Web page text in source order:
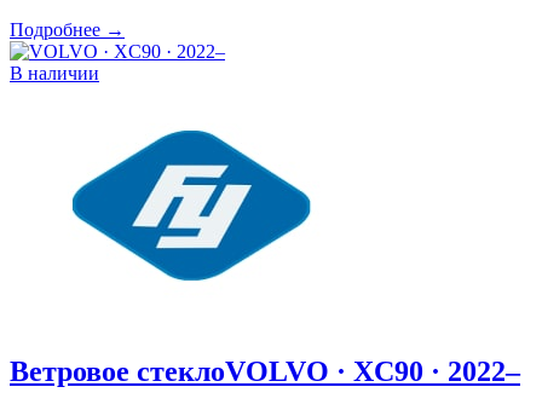
Подробнее →
В наличии
Ветровое стеклоVOLVO · XC90 · 2022–